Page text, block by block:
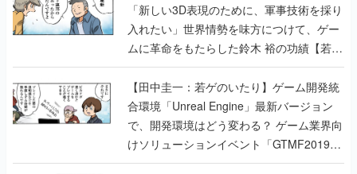
「新しい3D表現のために、軍事技術を採り
入れたい」世界情勢を味方につけて、ゲー
ムに革命をもたらした鈴木 裕の功績【若ゲ
のいたり】
【田中圭一：若ゲのいたり】ゲーム開発統
合環境「Unreal Engine」最新バージョン
で、開発環境はどう変わる？ ゲーム業界向
けソリューションイベント「GTMF2019」
に行って、より理解を深めよう【PR】